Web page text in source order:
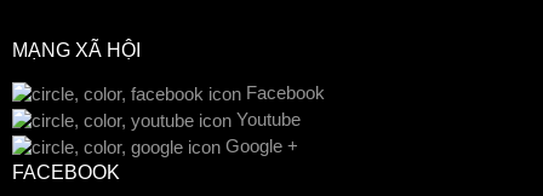
MẠNG XÃ HỘI
Facebook
Youtube
Google +
FACEBOOK